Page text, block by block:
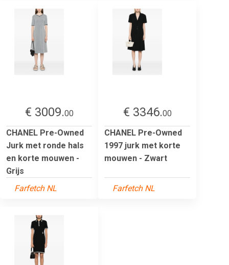
€ 3009.00
CHANEL Pre-Owned
Jurk met ronde hals
en korte mouwen -
Grijs
Farfetch NL
€ 3346.00
CHANEL Pre-Owned
1997 jurk met korte
mouwen - Zwart
Farfetch NL